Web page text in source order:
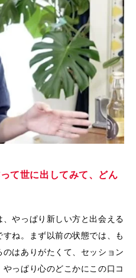
て世に出してみて、どん
、やっぱり新しい方と出会える
ね。まず以前の状態では、も
はありがたくて、セッション
っぱり心のどこかにこの口コ